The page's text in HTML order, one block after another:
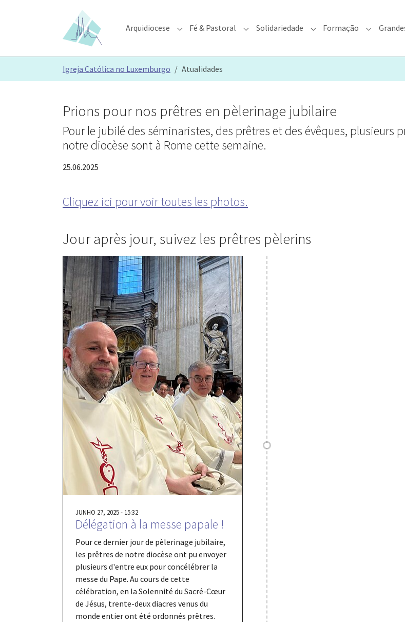
Arquidiocese Submenu for "Arquidiocese"
Fé & Pastoral Submenu for "Fé & Pastoral"
Solidariedade Submenu for
Formação Submenu
Igreja Católica no Luxemburgo Atualidades
Cliquez ici pour voir toutes les photos.
Jour après jour, suivez les prêtres pèlerins
JUNHO 27, 2025 - 15:32
Délégation à la messe papale !
Pour ce dernier jour de pèlerinage jubilaire,
les prêtres de notre diocèse ont pu envoyer
plusieurs d'entre eux pour concélébrer la
messe du Pape. Au cours de cette
célébration, en la Solennité du Sacré-Cœur
de Jésus, trente-deux diacres venus du
monde entier ont été ordonnés prêtres.
Prions pour nos prêtres en pèlerinage jubilaire
Pour le jubilé des séminaristes, des prêtres et des évêques, plusieurs
notre diocèse sont à Rome cette semaine.
25.06.2025